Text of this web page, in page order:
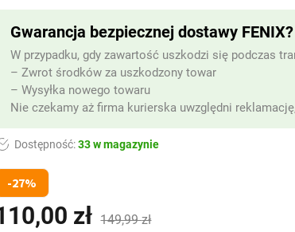
zł (z VAT)
-27%
Dostępność:33 w magazynie
Gwarancja bezpiecznej dostawy FENIX?
W przypadku, gdy zawartość uszkodzi się podczas
– Zwrot środków za uszkodzony towar
– Wysyłka nowego towaru
Nie czekamy aż firma kurierska uwzględni